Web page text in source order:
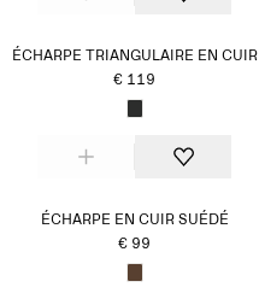
ÉCHARPE TRIANGULAIRE EN CUIR
€ 119
ÉCHARPE EN CUIR SUÉDÉ
€ 99